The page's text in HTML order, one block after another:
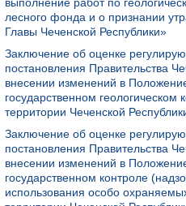
выполнение работ по
лесного фонда и о признании
Главы Чеченской Республики»
Заключение об оценке
постановления Правительства
внесении изменений в
государственном геологическом
территории Чеченской
Заключение об оценке
постановления Правительства
внесении изменений в
государственном контроле
использования особо